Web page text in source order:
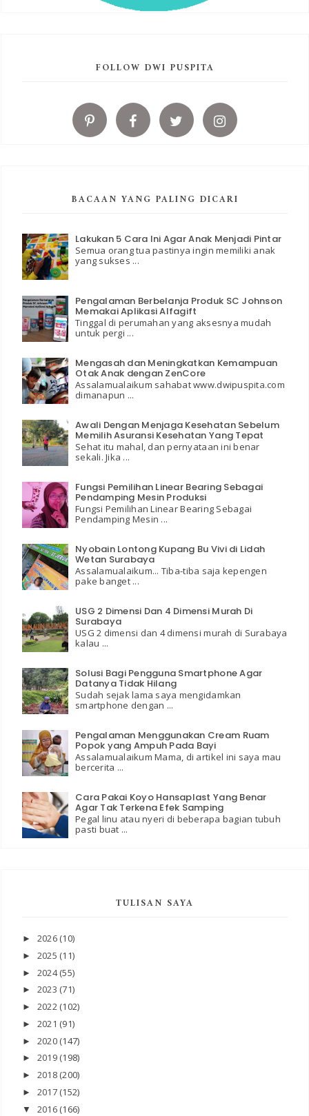
FOLLOW DWI PUSPITA
BACAAN YANG PALING DICARI
Lakukan 5 Cara Ini Agar Anak Menjadi Pintar
Semua orang tua pastinya ingin memiliki anak
yang sukses ...
Pengalaman Berbelanja Produk SC Johnson
Memakai Aplikasi Alfagift
Tinggal di perumahan yang aksesnya mudah
untuk pergi ...
Mengasah dan Meningkatkan Kemampuan
Otak Anak dengan ZenCore
Assalamualaikum sahabat www.dwipuspita.com
dimanapun ...
Awali Dengan Menjaga Kesehatan Sebelum
Memilih Asuransi Kesehatan Yang Tepat
Sehat itu mahal, dan pernyataan ini benar
sekali. Jika ...
Fungsi Pemilihan Linear Bearing Sebagai
Pendamping Mesin Produksi
Fungsi Pemilihan Linear Bearing Sebagai
Pendamping Mesin ...
Nyobain Lontong Kupang Bu Vivi di Lidah
Wetan Surabaya
Assalamualaikum... Tiba-tiba saja kepengen
pake banget ...
USG 2 Dimensi Dan 4 Dimensi Murah Di
Surabaya
USG 2 dimensi dan 4 dimensi murah di Surabaya
kalau ...
Solusi Bagi Pengguna Smartphone Agar
Datanya Tidak Hilang
Sudah sejak lama saya mengidamkan
smartphone dengan ...
Pengalaman Menggunakan Cream Ruam
Popok yang Ampuh Pada Bayi
Assalamualaikum Mama, di artikel ini saya mau
bercerita ...
Cara Pakai Koyo Hansaplast Yang Benar
Agar Tak Terkena Efek Samping
Pegal linu atau nyeri di beberapa bagian tubuh
pasti buat ...
TULISAN SAYA
► 2026 (10)
► 2025 (11)
► 2024(55)
► 2023 (71)
► 2022 (102)
► 2021 (91)
► 2020 (147)
► 2019 (198)
► 2018 (200)
► 2017 (152)
▼ 2016 (166)